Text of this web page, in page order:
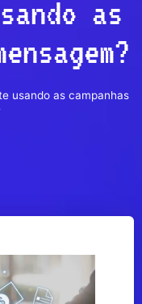
as
usando as campanhas